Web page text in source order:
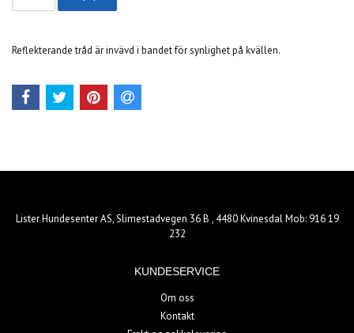
Reflekterande tråd är invävd i bandet för synlighet på kvällen.
Lister Hundesenter AS, Slimestadvegen 36 B , 4480 Kvinesdal Mob: 916 19
232
KUNDESERVICE
Om oss
Kontakt